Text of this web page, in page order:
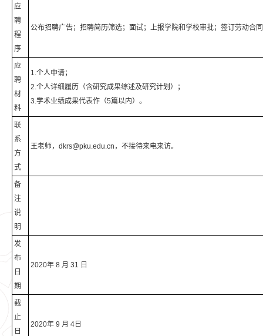
应
聘
程
序
公布招聘广告；招聘简历筛选；面试；上报学院和学校审批；签订劳动合
应
聘
材
料
1.个人申请；
2.个人详细履历（含研究成果综述及研究计划）；
3.学术业绩成果代表作（5篇以内）。
联
系
方
式
王老师，dkrs@pku.edu.cn，不接待来电来访。
备
注
说
明
发
布
日
期
2020年 8 月 31 日
截
止
日
2020年 9 月 4日